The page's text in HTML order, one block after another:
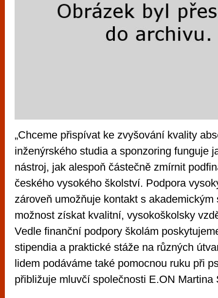
„Chceme přispívat ke zvyšování kvality
inženýrského studia a sponzoring funguje
nástroj, jak alespoň částečně zmírnit
českého vysokého školství. Podpora
zároveň umožňuje kontakt s akademickým
možnost získat kvalitní, vysokoškolsky
Vedle finanční podpory školám
stipendia a praktické stáže na různých
lidem podáváme také pomocnou ruku při
přibližuje mluvčí společnosti E.ON Martina